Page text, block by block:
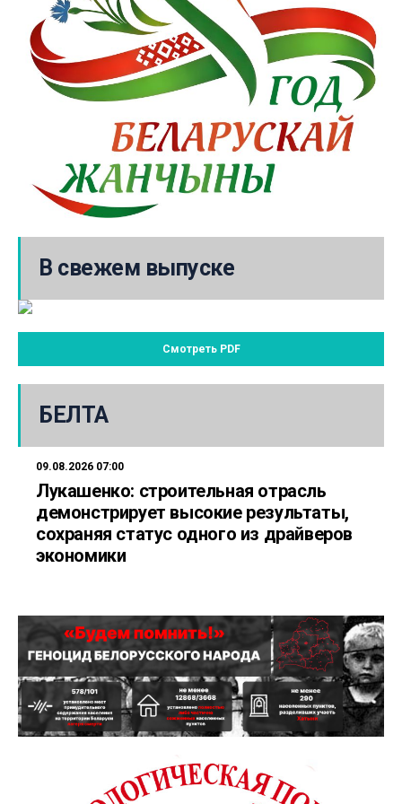
В свежем выпуске
Смотреть PDF
БЕЛТА
09.08.2026 07:00
Лукашенко: строительная отрасль
демонстрирует высокие результаты,
сохраняя статус одного из драйверов
экономики